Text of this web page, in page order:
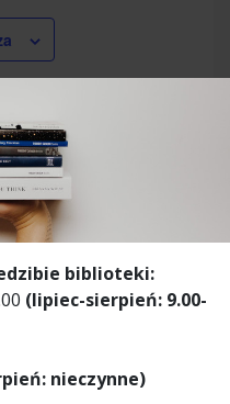
biblioteki:
(lipiec-sierpień: 9.00-
nieczynne)